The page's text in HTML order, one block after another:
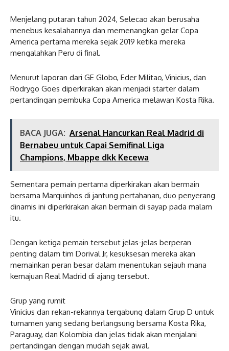
Menjelang putaran tahun 2024, Selecao akan berusaha
menebus kesalahannya dan memenangkan gelar Copa
America pertama mereka sejak 2019 ketika mereka
mengalahkan Peru di final.
Menurut laporan dari GE Globo, Eder Militao, Vinicius, dan
Rodrygo Goes diperkirakan akan menjadi starter dalam
pertandingan pembuka Copa America melawan Kosta Rika.
BACA JUGA: Arsenal Hancurkan Real Madrid di
Bernabeu untuk Capai Semifinal Liga
Champions, Mbappe dkk Kecewa
Sementara pemain pertama diperkirakan akan bermain
bersama Marquinhos di jantung pertahanan, duo penyerang
dinamis ini diperkirakan akan bermain di sayap pada malam
itu.
Dengan ketiga pemain tersebut jelas-jelas berperan
penting dalam tim Dorival Jr, kesuksesan mereka akan
memainkan peran besar dalam menentukan sejauh mana
kemajuan Real Madrid di ajang tersebut.
Grup yang rumit
Vinicius dan rekan-rekannya tergabung dalam Grup D untuk
turnamen yang sedang berlangsung bersama Kosta Rika,
Paraguay, dan Kolombia dan jelas tidak akan menjalani
pertandingan dengan mudah sejak awal.